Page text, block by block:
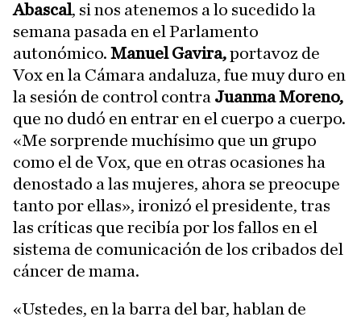
Abascal, si nos atenemos a lo sucedido la
semana pasada en el Parlamento
autonómico. Manuel Gavira,portavoz de
Vox en la Cámara andaluza, fue muy duro en
la sesión de control contra Juanma Moreno,
que no dudó en entrar en el cuerpo a cuerpo.
«Me sorprende muchísimo que un grupo
como el de Vox, que en otras ocasiones ha
denostado a las mujeres, ahora se preocupe
tanto por ellas», ironizó el presidente, tras
las críticas que recibía por los fallos en el
sistema de comunicación de los cribados del
cáncer de mama.
«Ustedes, en la barra del bar, hablan de